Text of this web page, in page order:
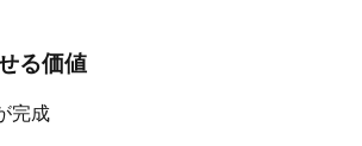
る価値
完成